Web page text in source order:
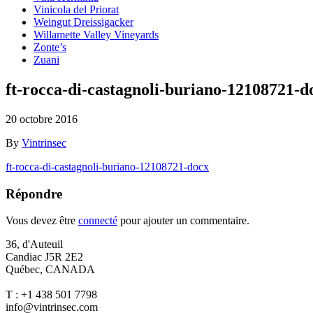
Vinicola del Priorat
Weingut Dreissigacker
Willamette Valley Vineyards
Zonte’s
Zuani
ft-rocca-di-castagnoli-buriano-12108721-
20 octobre 2016
By Vintrinsec
ft-rocca-di-castagnoli-buriano-12108721-docx
Répondre
Vous devez être connecté pour ajouter un commentaire.
36, d'Auteuil
Candiac J5R 2E2
Québec, CANADA
T : +1 438 501 7798
info@vintrinsec.com